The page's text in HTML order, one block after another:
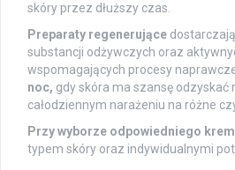
skóry przez dłuższy czas.
Preparaty regenerujące
substancji odżywczych oraz
wspomagających procesy
noc, gdy skóra ma szansę odzyskać
całodziennym narażeniu na różne
Przy wyborze odpowiedniego
typem skóry oraz indywidualnymi